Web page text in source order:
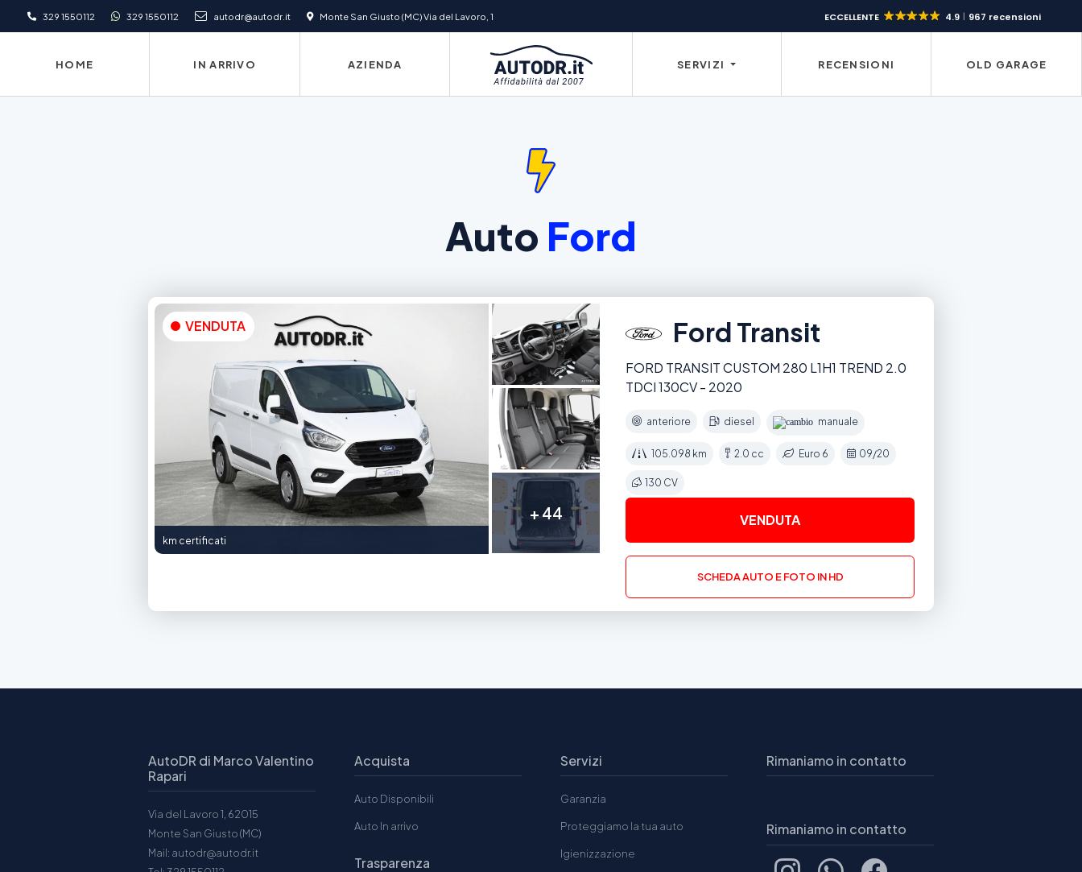
329 1550112 329 1550112 autodr@autodr.it Monte San Giusto (MC) Via del Lavoro, 1 ECCELLENTE 4.9 967 recensioni
HOME IN ARRIVO AZIENDA SERVIZI RECENSIONI OLD GARAGE
Auto Ford
VENDUTA
km certificati
+ 44
Ford Transit
FORD TRANSIT CUSTOM 280 L1H1 TREND 2.0
TDCI 130CV - 2020
anteriore diesel manuale
105.098 km 2.0 cc Euro 6 09/20
130 CV
VENDUTA
SCHEDA AUTO E FOTO IN HD
AutoDR di Marco Valentino
Rapari
Via del Lavoro 1, 62015
Monte San Giusto (MC)
Mail: autodr@autodr.it
Acquista
Auto Disponibili
Auto In arrivo
Trasparenza
Servizi
Garanzia
Proteggiamo la tua auto
Igienizzazione
Rimaniamo in contatto
Rimaniamo in contatto